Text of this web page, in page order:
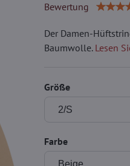
Bewertung
Der Damen-
Baumwolle. Lesen
Größe
Farbe